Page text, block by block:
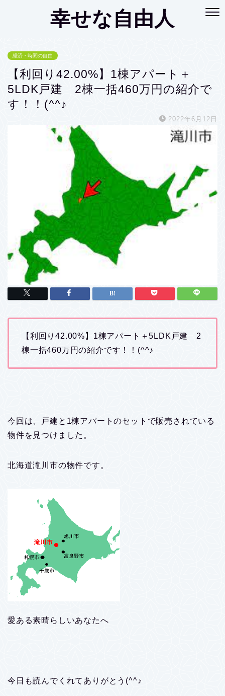
幸せな自由人
経済・時間の自由
【利回り42.00%】1棟アパート＋
5LDK戸建 2棟一括460万円の紹介で
す！！(^^♪
2022年6月12日
【利回り42.00%】1棟アパート＋5LDK戸建 2
棟一括460万円の紹介です！！(^^♪
今回は、戸建と1棟アパートのセットで販売されている
物件を見つけました。
北海道滝川市の物件です。
愛ある素晴らしいあなたへ
今日も読んでくれてありがとう(^^♪